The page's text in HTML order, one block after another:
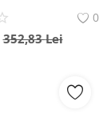
0
352,83Lei